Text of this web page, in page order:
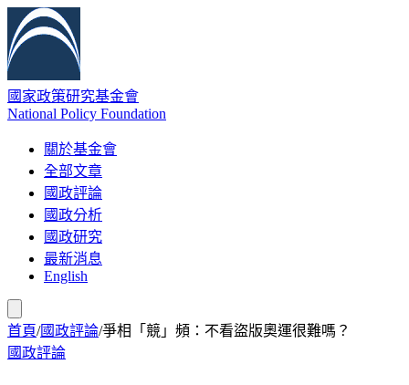
國家政策研究基金會
National Policy Foundation
關於基金會
全部文章
國政評論
國政分析
國政研究
最新消息
English
首頁/國政評論/爭相「競」頻：不看盜版奧運很難嗎？
國政評論